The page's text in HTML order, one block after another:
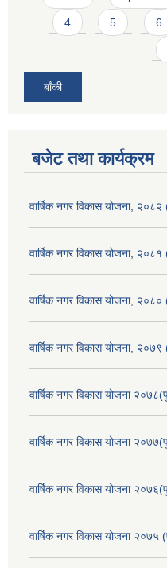
4 5 6
बाँकी
बजेट तथा कार्यक्रम
वार्षिक नगर विकास योजना, २०८२
वार्षिक नगर विकास योजना, २०८१
वार्षिक नगर विकास योजना, २०८०
वार्षिक नगर विकास योजना, २०७९
वार्षिक नगर विकास योजना
वार्षिक नगर विकास योजना
वार्षिक नगर विकास योजना
वार्षिक नगर विकास योजना २०७५